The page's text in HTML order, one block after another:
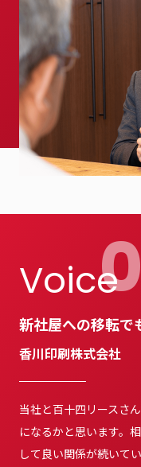
Voice
新社屋への移転で
香川印刷株式会社
当社と百十四リースさ
になるかと思います。
して良い関係が続いて